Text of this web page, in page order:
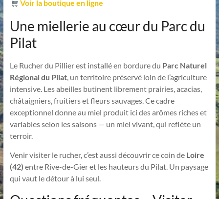
Voir la boutique en ligne
Une miellerie au cœur du Parc du
Pilat
Le Rucher du Pillier est installé en bordure du Parc Naturel
Régional du Pilat, un territoire préservé loin de l’agriculture
intensive. Les abeilles butinent librement prairies, acacias,
châtaigniers, fruitiers et fleurs sauvages. Ce cadre
exceptionnel donne au miel produit ici des arômes riches et
variables selon les saisons — un miel vivant, qui reflète un
terroir.
Venir visiter le rucher, c’est aussi découvrir ce coin de Loire
(42) entre Rive-de-Gier et les hauteurs du Pilat. Un paysage
qui vaut le détour à lui seul.